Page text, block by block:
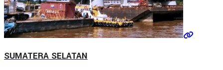
SUMATERA SELATAN